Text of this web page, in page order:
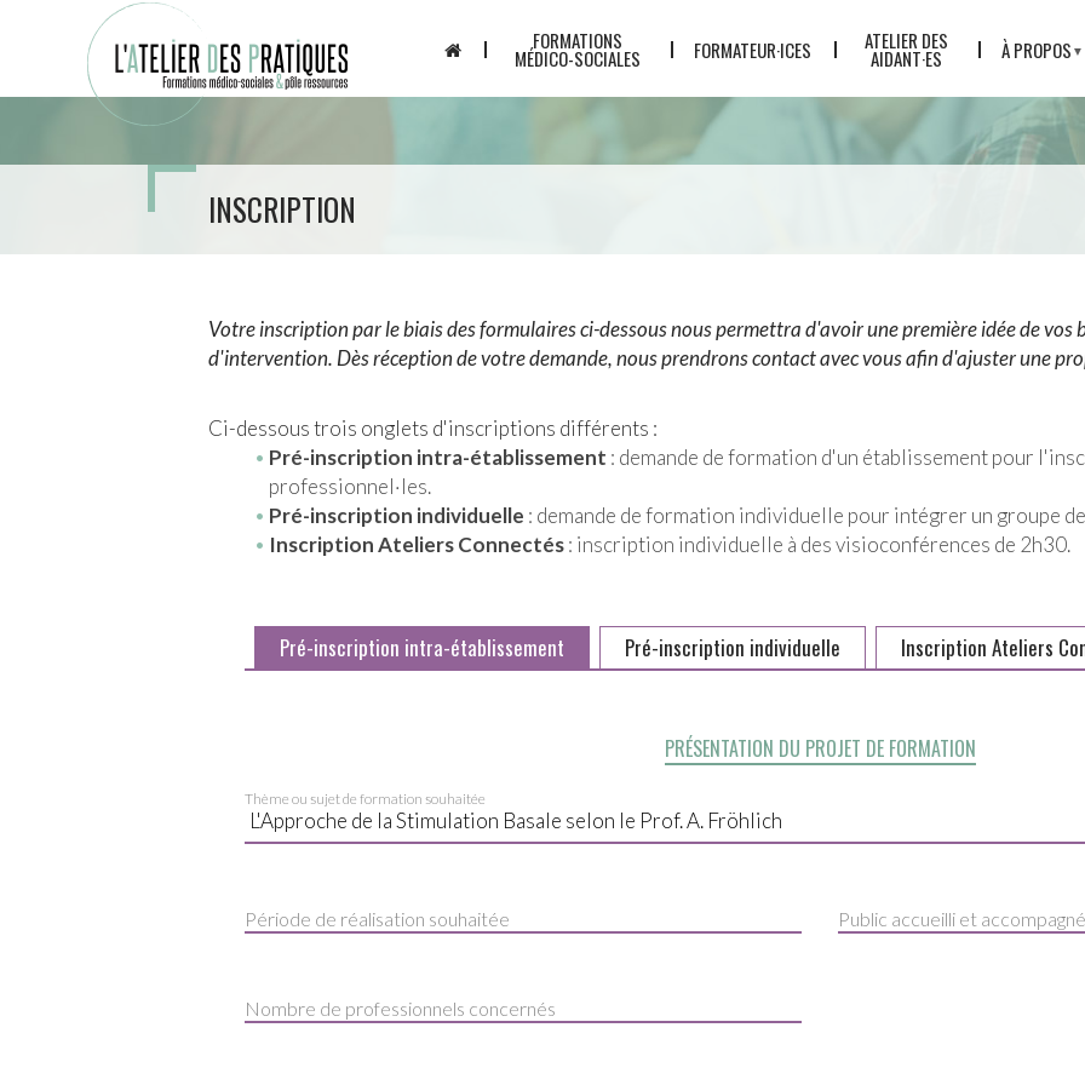
principal
FORMATIONS
MÉDICO-SOCIALES FORMATEUR·ICES ATELIER DES
AIDANT·ES À PROPOS
L'ÉQUIPE
LE CONCEPT
LE GREP
INSCRIPTION
Votre inscription par le biais des formulaires ci-dessous nous permettra d'avoir une première idée de
d'intervention. Dès réception de votre demande, nous prendrons contact avec vous afin d'ajuster une
Ci-dessous trois onglets d'inscriptions différents :
Pré-inscription intra-établissement : demande de formation d'un établissement pour
professionnel·les.
Pré-inscription individuelle : demande de formation individuelle pour intégrer un groupe
Inscription Ateliers Connectés: inscription individuelle à des visioconférences de 2h30.
Pré-inscription intra-établissement Pré-inscription individuelle Inscription Ateliers
PRÉSENTATION DU PROJET DE FORMATION
Thème ou sujet de formation souhaitée
Période de réalisation souhaitée Public accueilli et accompagné
Nombre de professionnels concernés
Panneau de gestion des cookies